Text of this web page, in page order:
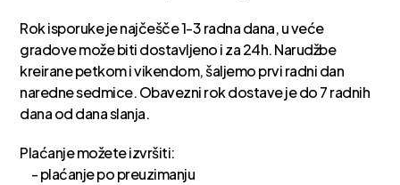
Rok isporuke je najčešče 1-3 radna dana, u veće
gradove može biti dostavljeno i za 24h. Narudžbe
kreirane petkom i vikendom, šaljemo prvi radni dan
naredne sedmice. Obavezni rok dostave je do 7 radnih
dana od dana slanja.
Plaćanje možete izvršiti:
- plaćanje po preuzimanju